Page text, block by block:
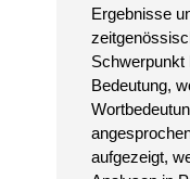
Ergebnisse
Schwerpunkt
Bedeutung,
aufgezeigt,